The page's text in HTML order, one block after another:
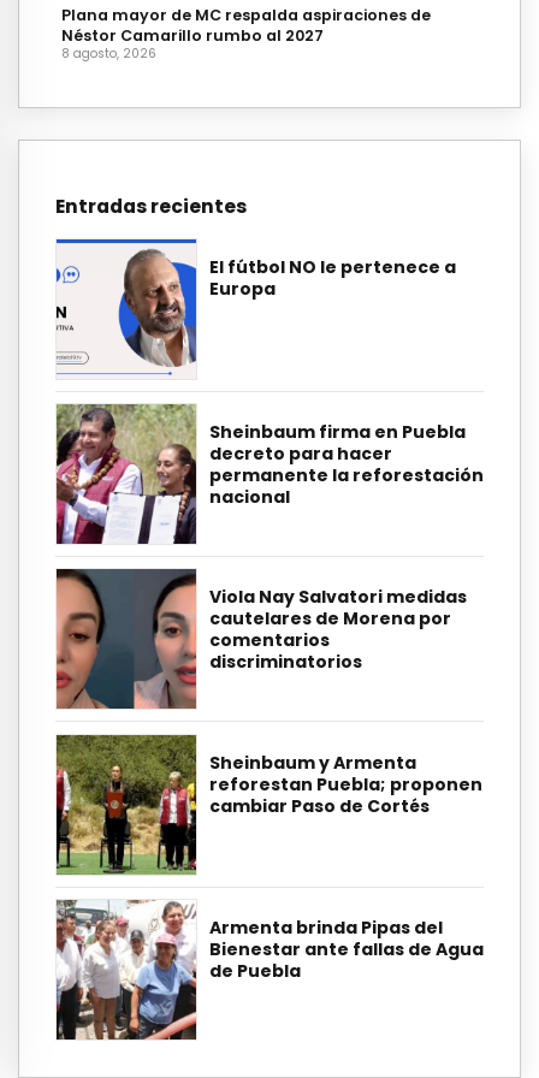
Plana mayor de MC respalda aspiraciones de
Néstor Camarillo rumbo al 2027
8 agosto, 2026
Entradas recientes
El fútbol NO le pertenece a
Europa
Sheinbaum firma en Puebla
decreto para hacer
permanente la reforestación
nacional
Viola Nay Salvatori medidas
cautelares de Morena por
comentarios
discriminatorios
Sheinbaum y Armenta
reforestan Puebla; proponen
cambiar Paso de Cortés
Armenta brinda Pipas del
Bienestar ante fallas de Agua
de Puebla